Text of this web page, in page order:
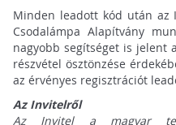
Minden leadott kód után az
Csodalámpa Alapítvány
nagyobb segítséget is jelent
részvétel ösztönzése
az érvényes regisztrációt
Az Invitelről
Az Invitel a magyar